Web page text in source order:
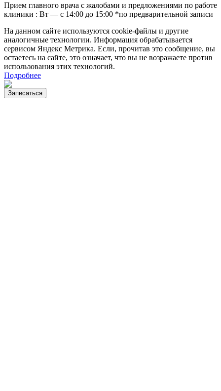
Прием главного врача с жалобами и предложениями по работе
клиники : Вт — с 14:00 до 15:00 *по предварительной записи
На данном сайте используются cookie-файлы и другие
аналогичные технологии. Информация обрабатывается
сервисом Яндекс Метрика. Если, прочитав это сообщение, вы
остаетесь на сайте, это означает, что вы не возражаете против
использования этих технологий.
Подробнее
Записаться